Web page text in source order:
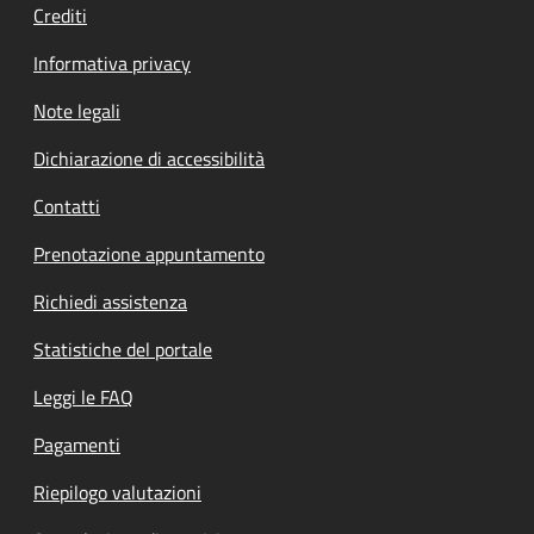
Crediti
Informativa privacy
Note legali
Dichiarazione di accessibilità
Contatti
Prenotazione appuntamento
Richiedi assistenza
Statistiche del portale
Leggi le FAQ
Pagamenti
Riepilogo valutazioni